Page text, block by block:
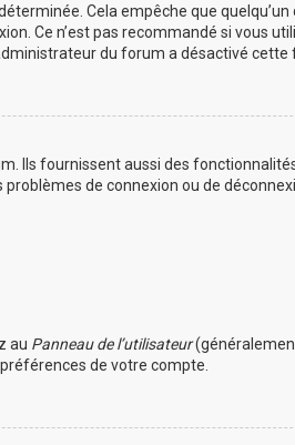
Cela empêche que quelqu’un
Ce n’est pas recommandé si vous
du forum a désactivé cette
Ils fournissent aussi des
de connexion ou de
au Panneau de l’utilisateur
de votre compte.